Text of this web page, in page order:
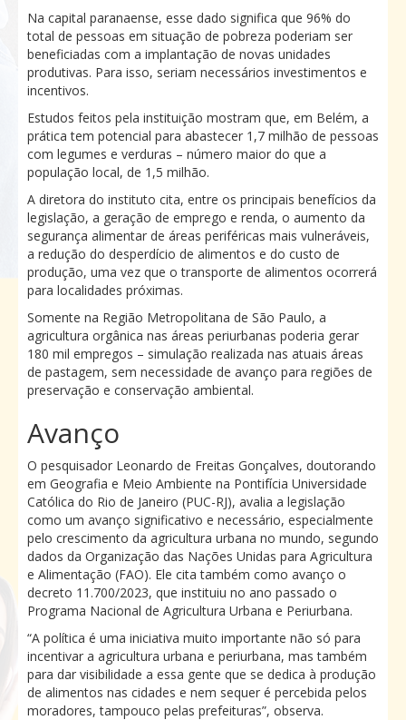
Na capital paranaense, esse dado significa que 96% do
total de pessoas em situação de pobreza poderiam ser
beneficiadas com a implantação de novas unidades
produtivas. Para isso, seriam necessários investimentos e
incentivos.
Estudos feitos pela instituição mostram que, em Belém, a
prática tem potencial para abastecer 1,7 milhão de pessoas
com legumes e verduras – número maior do que a
população local, de 1,5 milhão.
A diretora do instituto cita, entre os principais benefícios da
legislação, a geração de emprego e renda, o aumento da
segurança alimentar de áreas periféricas mais vulneráveis,
a redução do desperdício de alimentos e do custo de
produção, uma vez que o transporte de alimentos ocorrerá
para localidades próximas.
Somente na Região Metropolitana de São Paulo, a
agricultura orgânica nas áreas periurbanas poderia gerar
180 mil empregos – simulação realizada nas atuais áreas
de pastagem, sem necessidade de avanço para regiões de
preservação e conservação ambiental.
Avanço
O pesquisador Leonardo de Freitas Gonçalves, doutorando
em Geografia e Meio Ambiente na Pontifícia Universidade
Católica do Rio de Janeiro (PUC-RJ), avalia a legislação
como um avanço significativo e necessário, especialmente
pelo crescimento da agricultura urbana no mundo, segundo
dados da Organização das Nações Unidas para Agricultura
e Alimentação (FAO). Ele cita também como avanço o
decreto 11.700/2023, que instituiu no ano passado o
Programa Nacional de Agricultura Urbana e Periurbana.
“A política é uma iniciativa muito importante não só para
incentivar a agricultura urbana e periurbana, mas também
para dar visibilidade a essa gente que se dedica à produção
de alimentos nas cidades e nem sequer é percebida pelos
moradores, tampouco pelas prefeituras”, observa.